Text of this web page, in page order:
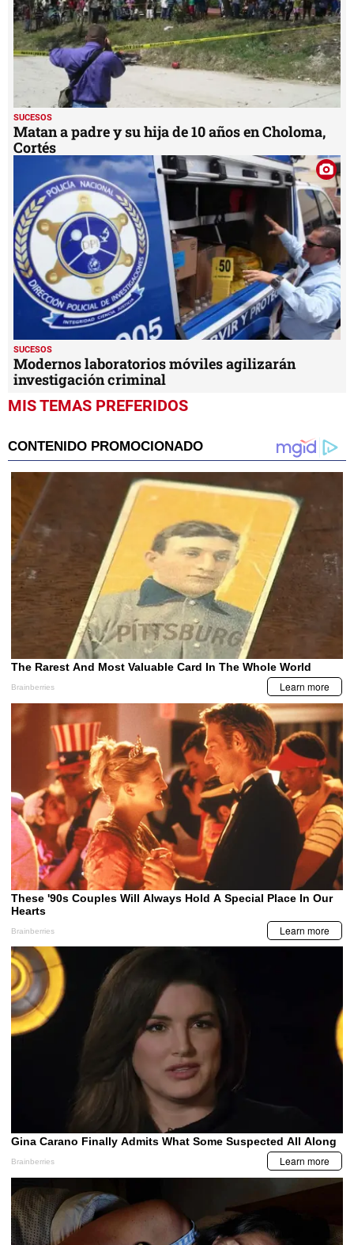
SUCESOS
Matan a padre y su hija de 10 años en Choloma,
Cortés
SUCESOS
Modernos laboratorios móviles agilizarán
investigación criminal
MIS TEMAS PREFERIDOS